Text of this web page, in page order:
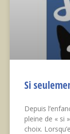
Si
Depuis
pleine de « si
choix.